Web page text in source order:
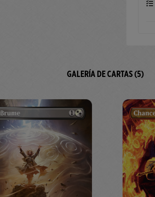
GALERÍA DE CARTAS (5)